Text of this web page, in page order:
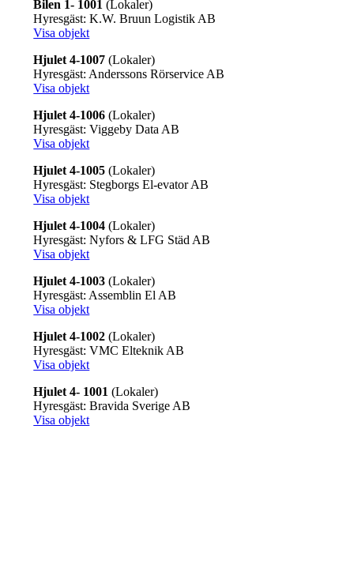
Bilen 1- 1001 (Lokaler)
Hyresgäst: K.W. Bruun Logistik AB
Visa objekt
Hjulet 4-1007 (Lokaler)
Hyresgäst: Anderssons Rörservice AB
Visa objekt
Hjulet 4-1006 (Lokaler)
Hyresgäst: Viggeby Data AB
Visa objekt
Hjulet 4-1005 (Lokaler)
Hyresgäst: Stegborgs El-evator AB
Visa objekt
Hjulet 4-1004 (Lokaler)
Hyresgäst: Nyfors & LFG Städ AB
Visa objekt
Hjulet 4-1003 (Lokaler)
Hyresgäst: Assemblin El AB
Visa objekt
Hjulet 4-1002 (Lokaler)
Hyresgäst: VMC Elteknik AB
Visa objekt
Hjulet 4- 1001 (Lokaler)
Hyresgäst: Bravida Sverige AB
Visa objekt